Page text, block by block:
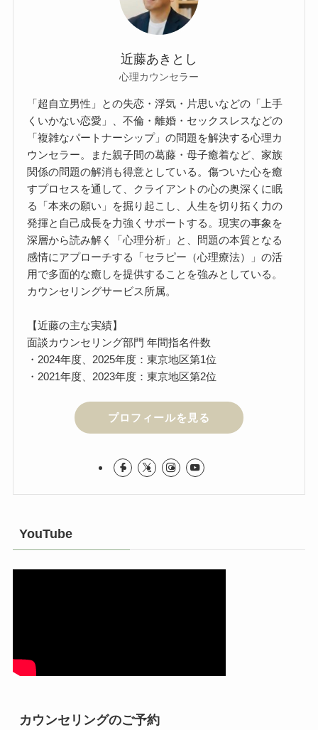
近藤あきとし
心理カウンセラー
「超自立男性」との失恋・浮気・片思いなどの「上手
くいかない恋愛」、不倫・離婚・セックスレスなどの
「複雑なパートナーシップ」の問題を解決する心理カ
ウンセラー。また親子間の葛藤・母子癒着など、家族
関係の問題の解消も得意としている。傷ついた心を癒
すプロセスを通して、クライアントの心の奥深くに眠
る「本来の願い」を掘り起こし、人生を切り拓く力の
発揮と自己成長を力強くサポートする。現実の事象を
深層から読み解く「心理分析」と、問題の本質となる
感情にアプローチする「セラピー（心理療法）」の活
用で多面的な癒しを提供することを強みとしている。
カウンセリングサービス所属。
【近藤の主な実績】
面談カウンセリング部門 年間指名件数
・2024年度、2025年度：東京地区第1位
・2021年度、2023年度：東京地区第2位
プロフィールを見る
YouTube
カウンセリングのご予約